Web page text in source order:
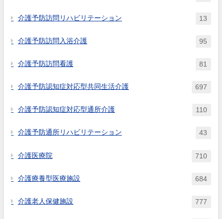
介護予防訪問リハビリテーション 13
介護予防訪問入浴介護 95
介護予防訪問看護 81
介護予防認知症対応型共同生活介護 697
介護予防認知症対応型通所介護 110
介護予防通所リハビリテーション 43
介護医療院 710
介護療養型医療施設 684
介護老人保健施設 777